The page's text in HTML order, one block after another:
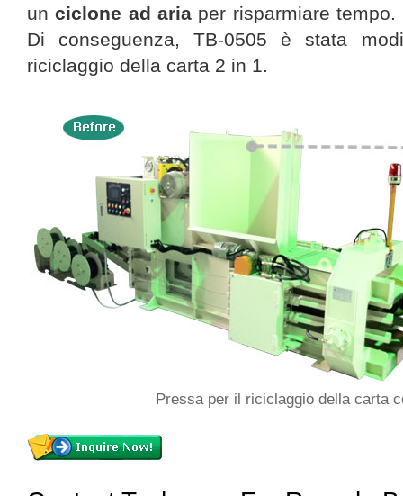
unciclone ad aria per risparmiare tempo.
Di conseguenza, TB-0505 è stata
riciclaggio della carta 2 in 1.
Pressa per il riciclaggio della carta